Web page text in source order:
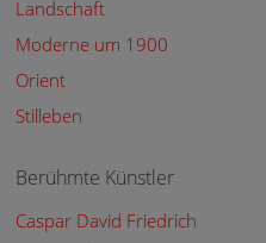
Landschaft
Moderne um 1900
Orient
Stilleben
Berühmte Künstler
Caspar David Friedrich